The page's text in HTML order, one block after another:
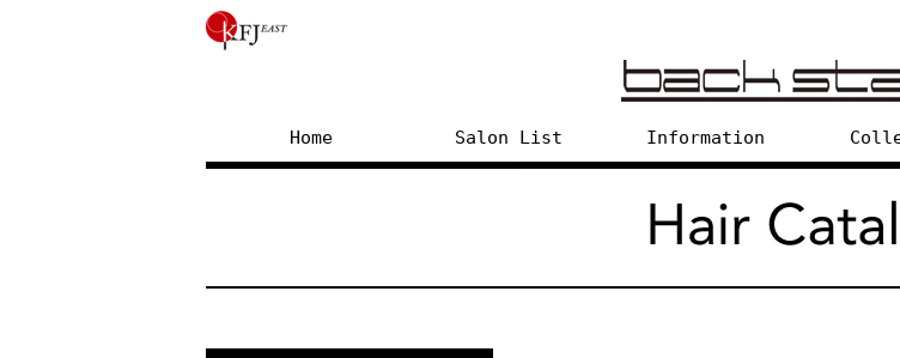
Home Salon List Information